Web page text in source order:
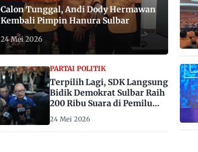
Calon Tunggal, Andi Dody Hermawan
Kembali Pimpin Hanura Sulbar
24 Mei 2026
PARTAI POLITIK
Terpilih Lagi, SDK Langsung
Bidik Demokrat Sulbar Raih
200 Ribu Suara di Pemilu
2029
24 Mei 2026